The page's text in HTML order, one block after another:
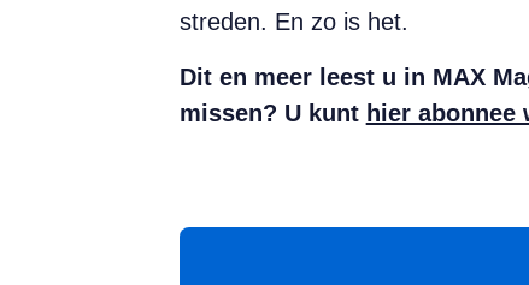
streden. En zo is het.
Dit en meer leest u in MAX
missen? U kunt hier abonnee